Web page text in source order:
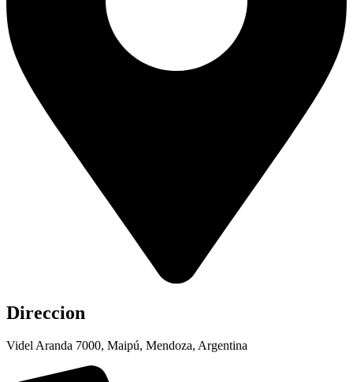
Direccion
Videl Aranda 7000, Maipú, Mendoza, Argentina